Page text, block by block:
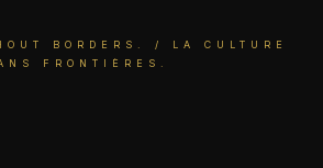
BORDERS. / LA CULTURE
FRONTIÈRES.